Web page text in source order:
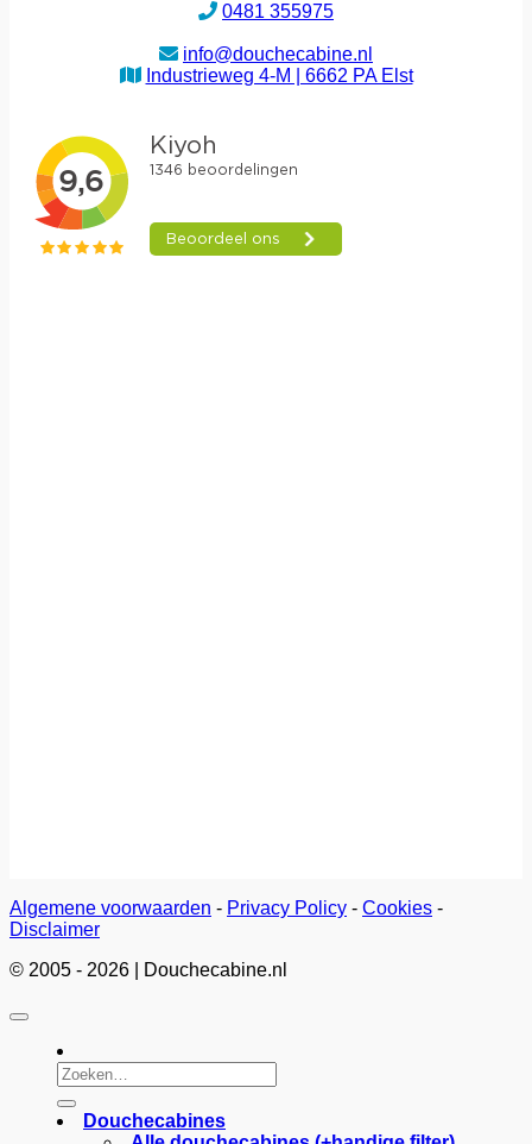
0481 355975
info@douchecabine.nl
Industrieweg 4-M | 6662 PA Elst
Algemene voorwaarden - Privacy Policy - Cookies -
Disclaimer
© 2005 - 2026 | Douchecabine.nl
Zoeken
naar:
Douchecabines